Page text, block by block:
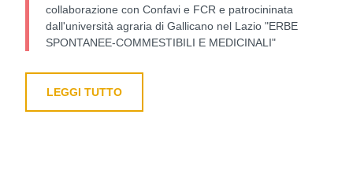
collaborazione con Confavi e FCR e patrocininata
dall'università agraria di Gallicano nel Lazio "ERBE
SPONTANEE-COMMESTIBILI E MEDICINALI"
LEGGI TUTTO